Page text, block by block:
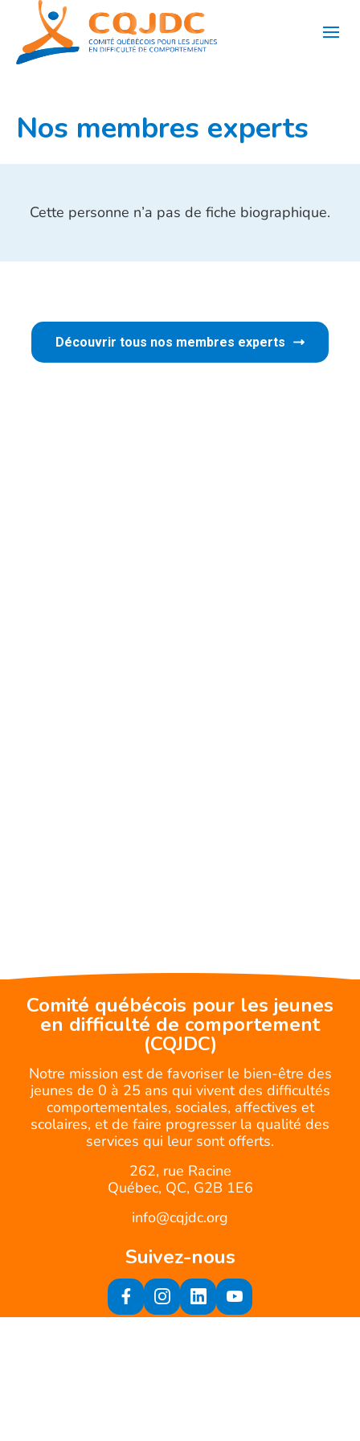
contenu
Nos membres experts
Cette personne n’a pas de fiche biographique.
Découvrir tous nos membres experts
Comité québécois pour les jeunes
en difficulté de comportement
(CQJDC)
Notre mission est de favoriser le bien-être des
jeunes de 0 à 25 ans qui vivent des difficultés
comportementales, sociales, affectives et
scolaires, et de faire progresser la qualité des
services qui leur sont offerts.
262, rue Racine
Québec, QC, G2B 1E6
info@cqjdc.org
Suivez-nous